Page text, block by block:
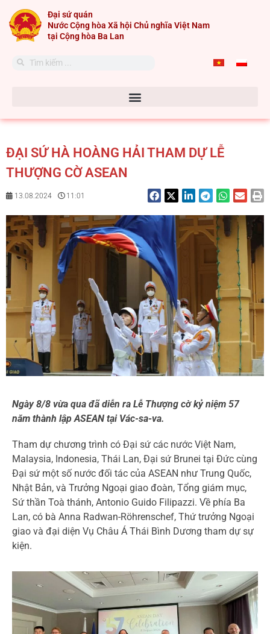
content
Đại sứ quán
Nước Cộng hòa Xã hội Chủ nghĩa Việt Nam
tại Cộng hòa Ba Lan
Search
Search
ĐẠI SỨ HÀ HOÀNG HẢI THAM DỰ LỄ
THƯỢNG CỜ ASEAN
13.08.2024 11:01
Ngày 8/8 vừa qua đã diễn ra Lễ Thượng cờ kỷ niệm 57
năm thành lập ASEAN tại Vác-sa-va.
Tham dự chương trình có Đại sứ các nước Việt Nam,
Malaysia, Indonesia, Thái Lan, Đại sứ Brunei tại Đức cùng
Đại sứ một số nước đối tác của ASEAN như Trung Quốc,
Nhật Bản, và Trưởng Ngoại giao đoàn, Tổng giám mục,
Sứ thần Toà thánh, Antonio Guido Filipazzi. Về phía Ba
Lan, có bà Anna Radwan-Röhrenschef, Thứ trưởng Ngoại
giao và đại diện Vụ Châu Á Thái Bình Dương tham dự sự
kiện.